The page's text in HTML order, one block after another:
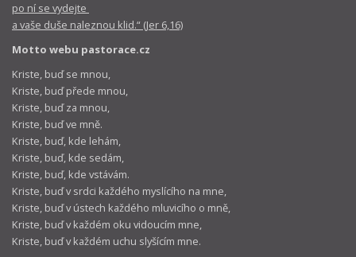
po ní se vydejte
a vaše duše naleznou klid.“ (Jer 6,16)
Motto webu pastorace.cz
Kriste, buď se mnou,
Kriste, buď přede mnou,
Kriste, buď za mnou,
Kriste, buď ve mně.
Kriste, buď, kde lehám,
Kriste, buď, kde sedám,
Kriste, buď, kde vstávám.
Kriste, buď v srdci každého myslícího na mne,
Kriste, buď v ústech každého mluvicího o mně,
Kriste, buď v každém oku vidoucím mne,
Kriste, buď v každém uchu slyšícím mne.